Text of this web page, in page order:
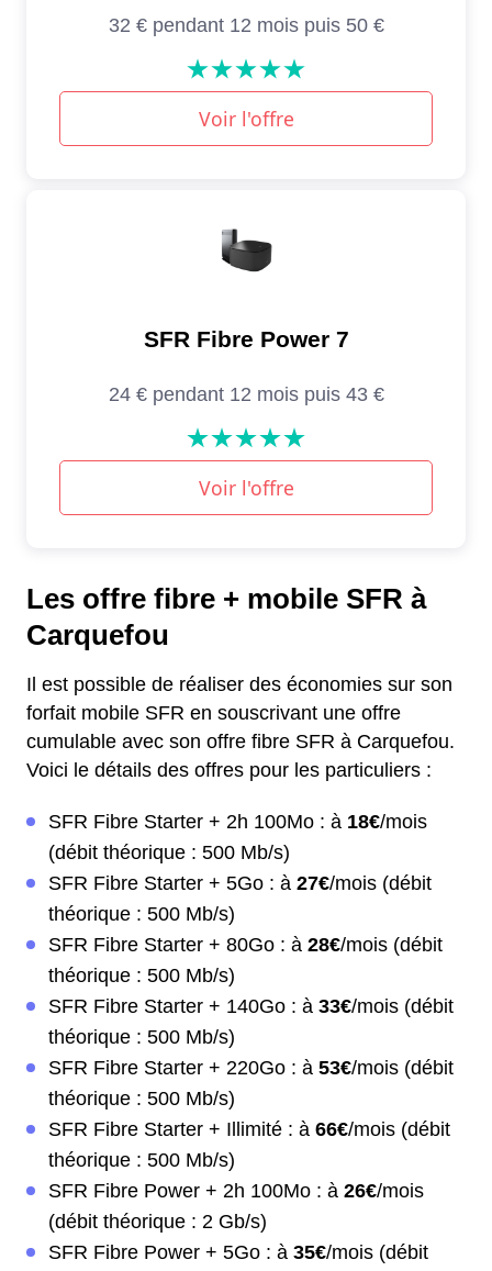
Les offre fibre + mobile SFR à
Carquefou
Il est possible de réaliser des économies sur son
forfait mobile SFR en souscrivant une offre
cumulable avec son offre fibre SFR à Carquefou.
Voici le détails des offres pour les particuliers :
SFR Fibre Starter + 2h 100Mo : à 18€/mois
(débit théorique : 500 Mb/s)
SFR Fibre Starter + 5Go : à 27€/mois (débit
théorique : 500 Mb/s)
SFR Fibre Starter + 80Go : à 28€/mois (débit
théorique : 500 Mb/s)
SFR Fibre Starter + 140Go : à 33€/mois (débit
théorique : 500 Mb/s)
SFR Fibre Starter + 220Go : à 53€/mois (débit
théorique : 500 Mb/s)
SFR Fibre Starter + Illimité : à 66€/mois (débit
théorique : 500 Mb/s)
SFR Fibre Power + 2h 100Mo : à 26€/mois
(débit théorique : 2 Gb/s)
SFR Fibre Power + 5Go : à 35€/mois (débit